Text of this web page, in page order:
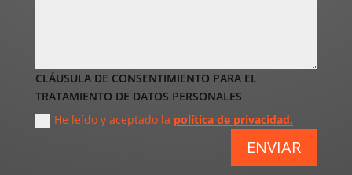
CLÁUSULA DE CONSENTIMIENTO PARA EL
TRATAMIENTO DE DATOS PERSONALES
He leído y aceptado la política de privacidad.
ENVIAR